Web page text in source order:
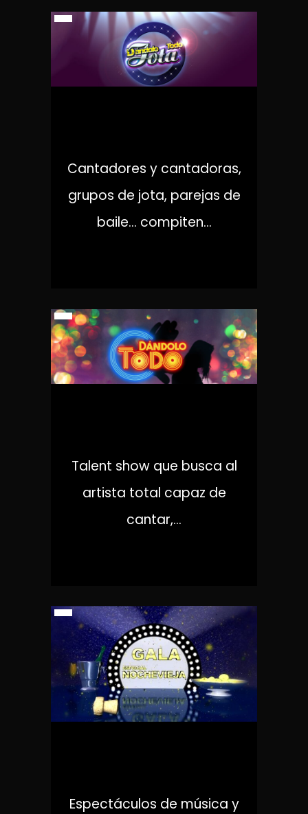
Cantadores y cantadoras,
grupos de jota, parejas de
baile… compiten...
Talent show que busca al
artista total capaz de
cantar,...
Espectáculos de música y